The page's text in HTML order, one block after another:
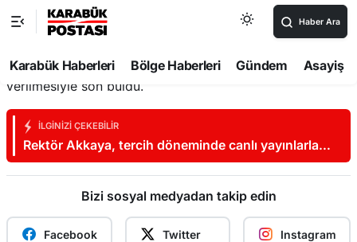
Program; BARÜ Mühendislik, Mimarlık ve Tasarım
Fakültesinden Doç. Dr. Evrim Güler ve Dr. Öğr. Üyesi
muvaffakiyetle tamamlayan iştirakçilere sertifikalarının
verilmesiyle son buldu.
İLGINIZI ÇEKEBILIR
Rektör Akkaya, tercih döneminde canlı yayınlarla
aday öğrencilerin yanında oluyor
Bizi sosyal medyadan takip edin
Facebook Twitter Instagram